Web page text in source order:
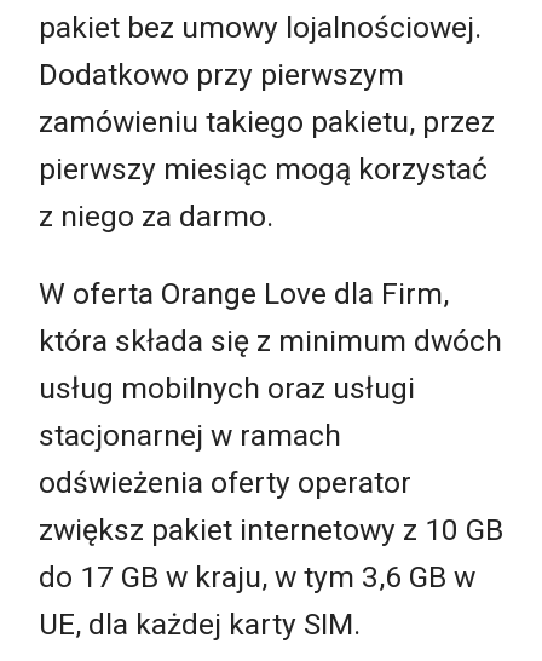
pakiet bez umowy lojalnościowej.
Dodatkowo przy pierwszym
zamówieniu takiego pakietu, przez
pierwszy miesiąc mogą korzystać
z niego za darmo.
W oferta Orange Love dla Firm,
która składa się z minimum dwóch
usług mobilnych oraz usługi
stacjonarnej w ramach
odświeżenia oferty operator
zwiększ pakiet internetowy z 10 GB
do 17 GB w kraju, w tym 3,6 GB w
UE, dla każdej karty SIM.